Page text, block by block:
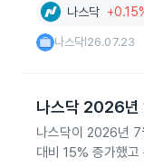
나스닥
나스닥 26.07.23
나스닥 2026년
나스닥이 2026년 7
대비 15% 증가했고